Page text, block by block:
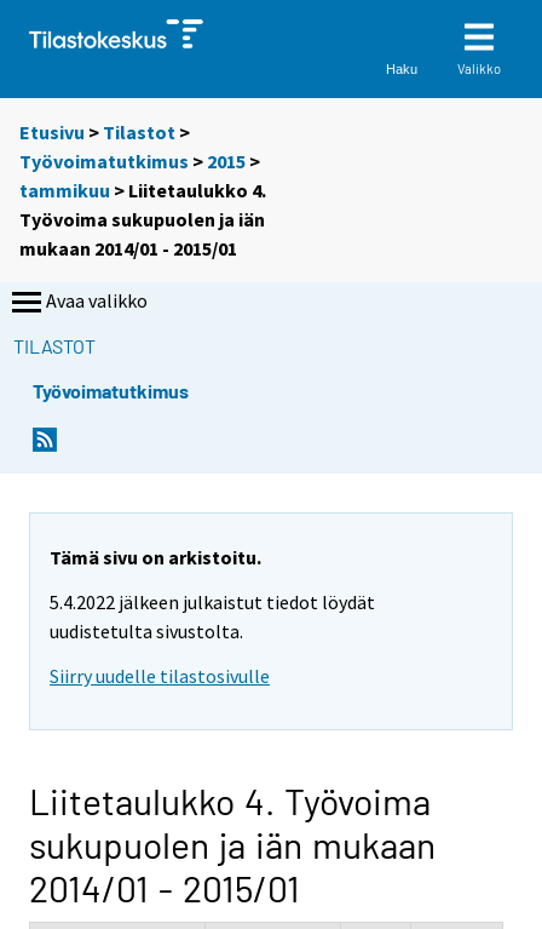
Haku Valikko
Etusivu > Tilastot >
Työvoimatutkimus > 2015 >
tammikuu > Liitetaulukko 4.
Työvoima sukupuolen ja iän
mukaan 2014/01 - 2015/01
Avaa valikko
TILASTOT
Työvoimatutkimus
Tämä sivu on arkistoitu.
5.4.2022 jälkeen julkaistut tiedot löydät
uudistetulta sivustolta.
Siirry uudelle tilastosivulle
Liitetaulukko 4. Työvoima
sukupuolen ja iän mukaan
2014/01 - 2015/01